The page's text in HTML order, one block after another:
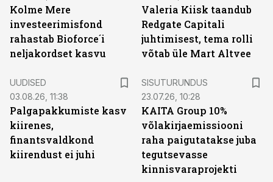
Kolme Mere
investeerimisfond
rahastab Bioforce´i
neljakordset kasvu
Valeria Kiisk taandub
Redgate Capitali
juhtimisest, tema rolli
võtab üle Mart Altvee
UUDISED
03.08.26, 11:38
Palgapakkumiste kasv
kiirenes,
finantsvaldkond
kiirendust ei juhi
SISUTURUNDUS
23.07.26, 10:28
KAITA Group 10%
võlakirjaemissiooni
raha paigutatakse juba
tegutsevasse
kinnisvaraprojekti